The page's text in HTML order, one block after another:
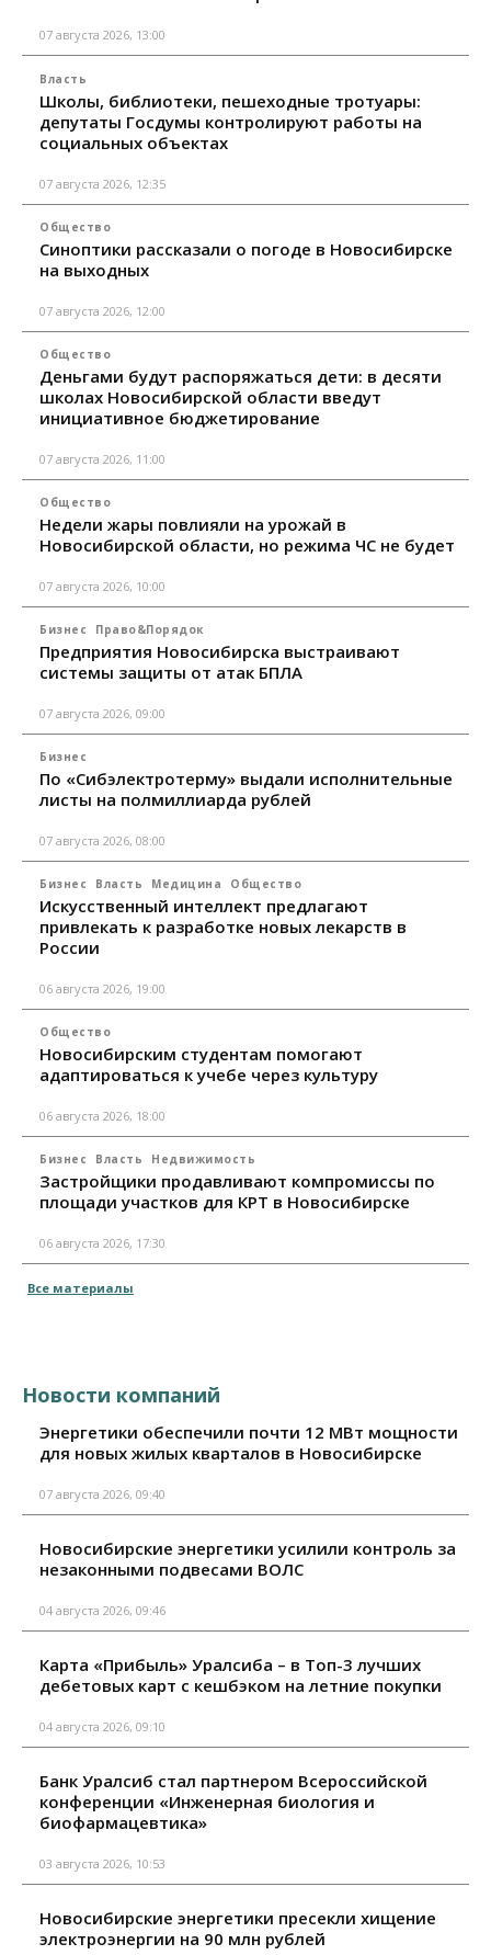
07 августа 2026, 13:00
Власть
Школы, библиотеки, пешеходные тротуары:
депутаты Госдумы контролируют работы на
социальных объектах
07 августа 2026, 12:35
Общество
Синоптики рассказали о погоде в Новосибирске
на выходных
07 августа 2026, 12:00
Общество
Деньгами будут распоряжаться дети: в десяти
школах Новосибирской области введут
инициативное бюджетирование
07 августа 2026, 11:00
Общество
Недели жары повлияли на урожай в
Новосибирской области, но режима ЧС не будет
07 августа 2026, 10:00
Бизнес Право&Порядок
Предприятия Новосибирска выстраивают
системы защиты от атак БПЛА
07 августа 2026, 09:00
Бизнес
По «Сибэлектротерму» выдали исполнительные
листы на полмиллиарда рублей
07 августа 2026, 08:00
Бизнес Власть Медицина Общество
Искусственный интеллект предлагают
привлекать к разработке новых лекарств в
России
06 августа 2026, 19:00
Общество
Новосибирским студентам помогают
адаптироваться к учебе через культуру
06 августа 2026, 18:00
Бизнес Власть Недвижимость
Застройщики продавливают компромиссы по
площади участков для КРТ в Новосибирске
06 августа 2026, 17:30
Все материалы
Новости компаний
Энергетики обеспечили почти 12 МВт мощности
для новых жилых кварталов в Новосибирске
07 августа 2026, 09:40
Новосибирские энергетики усилили контроль за
незаконными подвесами ВОЛС
04 августа 2026, 09:46
Карта «Прибыль» Уралсиба – в Топ-3 лучших
дебетовых карт с кешбэком на летние покупки
04 августа 2026, 09:10
Банк Уралсиб стал партнером Всероссийской
конференции «Инженерная биология и
биофармацевтика»
03 августа 2026, 10:53
Новосибирские энергетики пресекли хищение
электроэнергии на 90 млн рублей